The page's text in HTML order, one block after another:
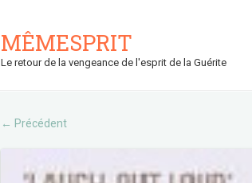
MÊMESPRIT
Le retour de la vengeance de l'esprit de la Guérite
← Précédent